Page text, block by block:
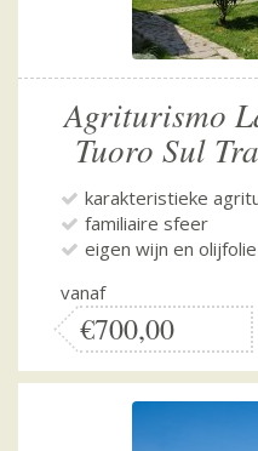
Agriturismo
Tuoro Sul
karakteristieke
familiaire sfeer
eigen wijn en olijfolie
vanaf
€700,00